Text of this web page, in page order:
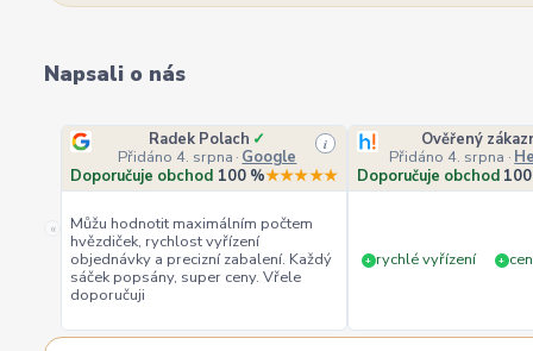
Napsali o nás
«
Radek Polach ✓
Přidáno 4. srpna · Google
i
Doporučuje obchod 100 %★★★★★
Můžu hodnotit maximálním počtem
hvězdiček, rychlost vyřízení
objednávky a precizní zabalení. Každý
sáček popsány, super ceny. Vřele
doporučuji
Ověřený
Přidáno 4. srpna ·
Doporučuje obchod
+ rychlé vyřízení +